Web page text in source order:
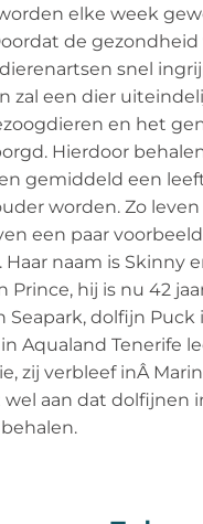
elke week
de
snel
zal een dier
en het
Hierdoor
gemiddeld een
worden. Zo
een paar
naam is Skinny
hij is nu 42
Seapark, dolfijn
Aqualand Tenerife
zij verbleef inÂ
wel aan dat